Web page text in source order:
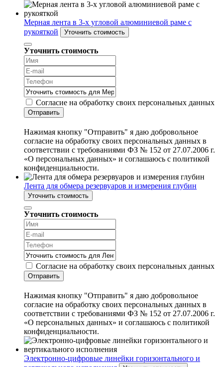
Мерная лента в 3-х угловой алюминиевой раме с
рукояткой
Уточнить стоимость
Уточнить стоимость
Согласие на обработку своих персональных данных
Отправить
Нажимая кнопку "Отправить" я даю добровольное
согласие на обработку своих персональных данных в
соответствии с требованиями ФЗ № 152 от 27.07.2006 г.
«О персональных данных» и соглашаюсь с политикой
конфиденциальности.
Лента для обмера резервуаров и измерения глубин
Уточнить стоимость
Уточнить стоимость
Согласие на обработку своих персональных данных
Отправить
Нажимая кнопку "Отправить" я даю добровольное
согласие на обработку своих персональных данных в
соответствии с требованиями ФЗ № 152 от 27.07.2006 г.
«О персональных данных» и соглашаюсь с политикой
конфиденциальности.
Электронно-цифровые линейки горизонтального и